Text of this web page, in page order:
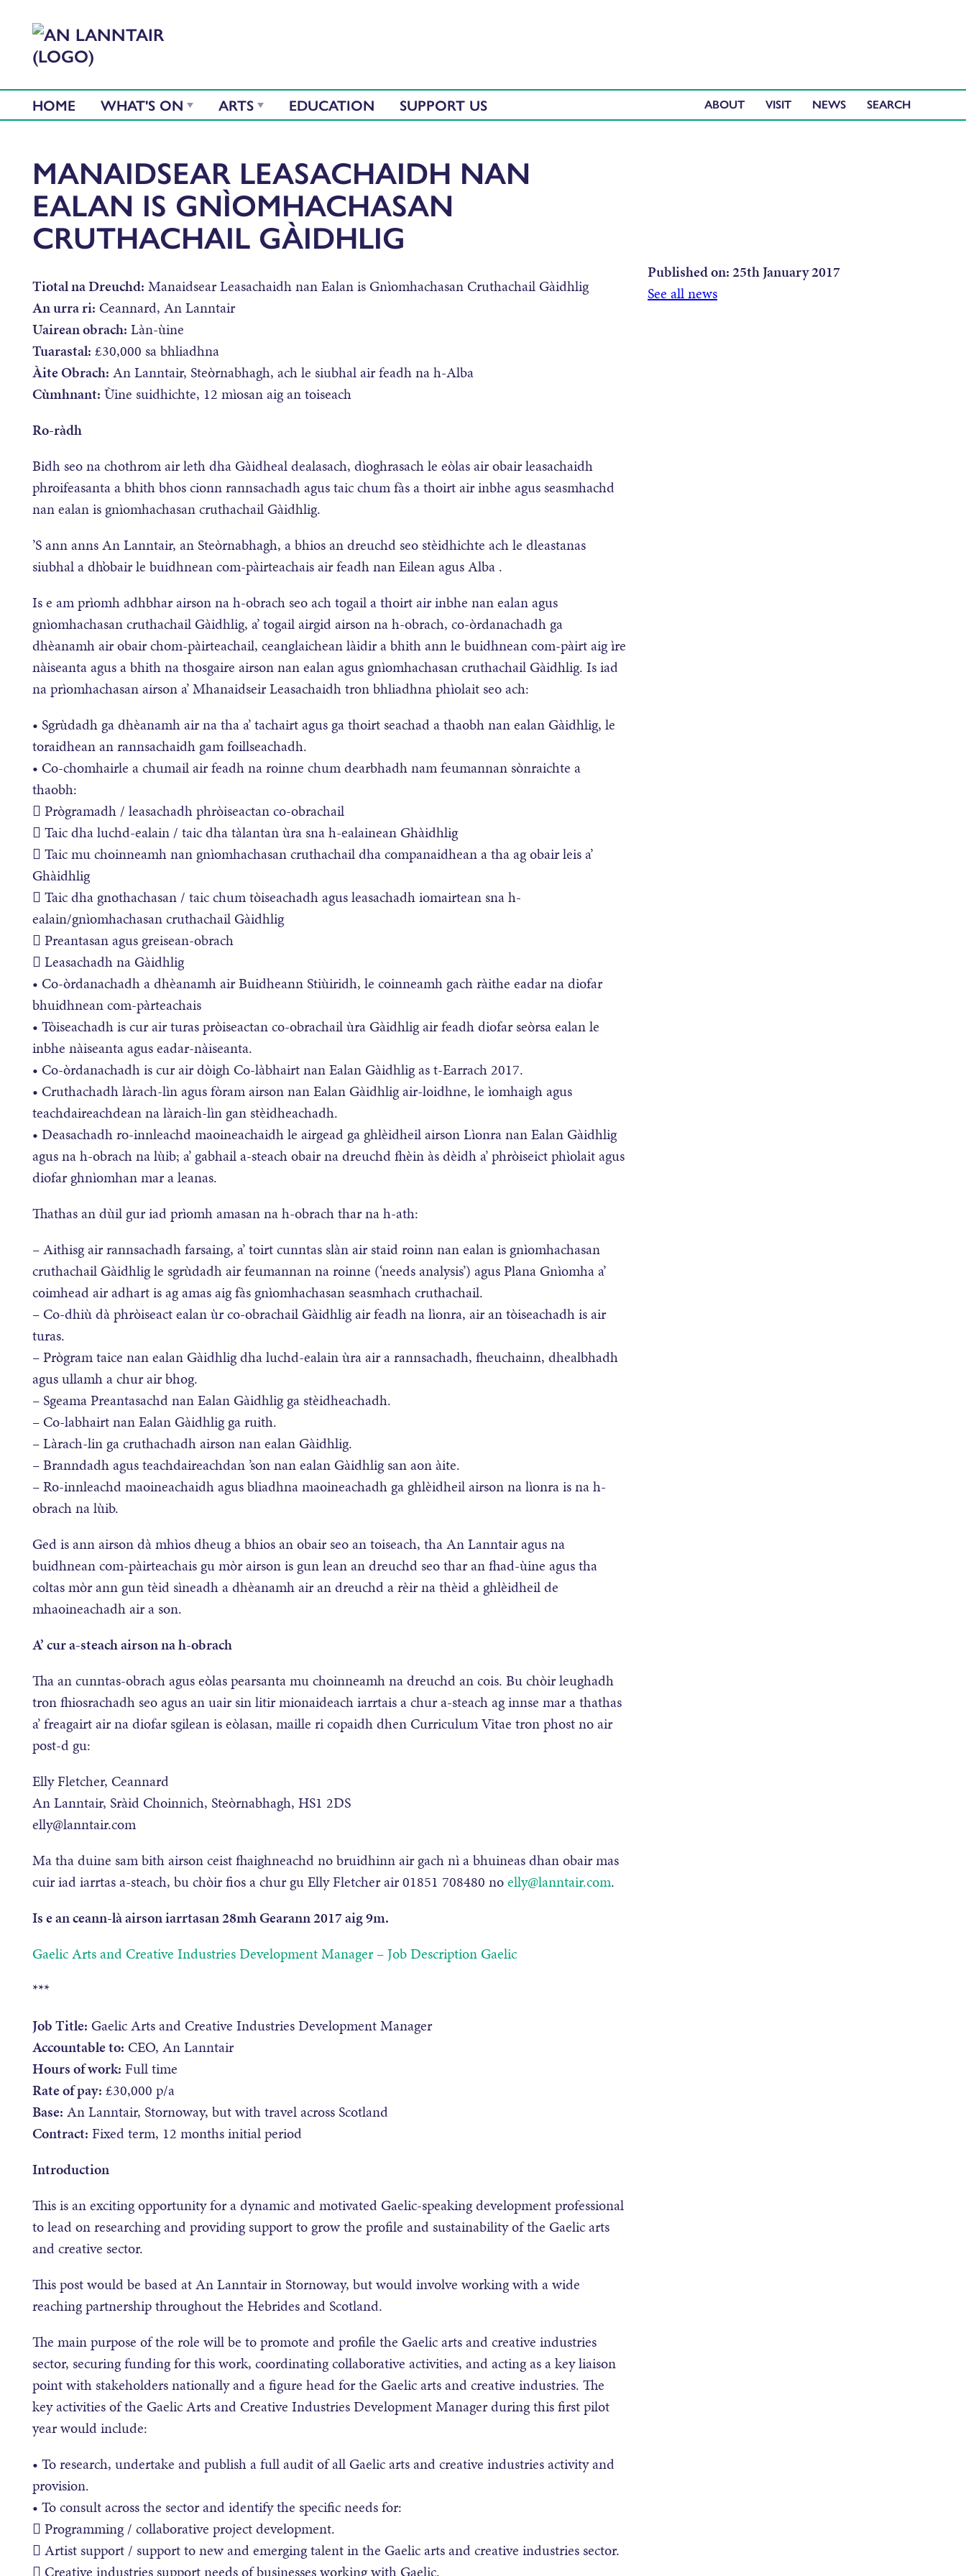
HOME WHAT'S ON ARTS EDUCATION SUPPORT US ABOUT VISIT NEWS
MANAIDSEAR LEASACHAIDH NAN
EALAN IS GNÌOMHACHASAN
CRUTHACHAIL GÀIDHLIG
Published on:25th January 2017
See all news
Tiotal na Dreuchd: Manaidsear Leasachaidh nan Ealan is Gnìomhachasan Cruthachail Gàidhlig
An urra ri: Ceannard, An Lanntair
Uairean obrach: Làn-ùine
Tuarastal: £30,000 sa bhliadhna
Àite Obrach: An Lanntair, Steòrnabhagh, ach le siubhal air feadh na h-Alba
Cùmhnant: Ùine suidhichte, 12 mìosan aig an toiseach
Ro-ràdh
Bidh seo na chothrom air leth dha Gàidheal dealasach, dìoghrasach le eòlas air obair leasachaidh
phroifeasanta a bhith bhos cionn rannsachadh agus taic chum fàs a thoirt air inbhe agus seasmhachd
nan ealan is gnìomhachasan cruthachail Gàidhlig.
’S ann anns An Lanntair, an Steòrnabhagh, a bhios an dreuchd seo stèidhichte ach le dleastanas
siubhal a dh’obair le buidhnean com-pàirteachais air feadh nan Eilean agus Alba .
Is e am prìomh adhbhar airson na h-obrach seo ach togail a thoirt air inbhe nan ealan agus
gnìomhachasan cruthachail Gàidhlig, a’ togail airgid airson na h-obrach, co-òrdanachadh ga
dhèanamh air obair chom-pàirteachail, ceanglaichean làidir a bhith ann le buidhnean com-pàirt aig ìre
nàiseanta agus a bhith na thosgaire airson nan ealan agus gnìomhachasan cruthachail Gàidhlig. Is iad
na prìomhachasan airson a’ Mhanaidseir Leasachaidh tron bhliadhna phìolait seo ach:
• Sgrùdadh ga dhèanamh air na tha a’ tachairt agus ga thoirt seachad a thaobh nan ealan Gàidhlig, le
toraidhean an rannsachaidh gam foillseachadh.
• Co-chomhairle a chumail air feadh na roinne chum dearbhadh nam feumannan sònraichte a
thaobh:
 Prògramadh / leasachadh phròiseactan co-obrachail
 Taic dha luchd-ealain / taic dha tàlantan ùra sna h-ealainean Ghàidhlig
 Taic mu choinneamh nan gnìomhachasan cruthachail dha companaidhean a tha ag obair leis a’
Ghàidhlig
 Taic dha gnothachasan / taic chum tòiseachadh agus leasachadh iomairtean sna h-
ealain/gnìomhachasan cruthachail Gàidhlig
 Preantasan agus greisean-obrach
 Leasachadh na Gàidhlig
• Co-òrdanachadh a dhèanamh air Buidheann Stiùiridh, le coinneamh gach ràithe eadar na diofar
bhuidhnean com-pàrteachais
• Tòiseachadh is cur air turas pròiseactan co-obrachail ùra Gàidhlig air feadh diofar seòrsa ealan le
inbhe nàiseanta agus eadar-nàiseanta.
• Co-òrdanachadh is cur air dòigh Co-làbhairt nan Ealan Gàidhlig as t-Earrach 2017.
• Cruthachadh làrach-lìn agus fòram airson nan Ealan Gàidhlig air-loidhne, le ìomhaigh agus
teachdaireachdean na làraich-lìn gan stèidheachadh.
• Deasachadh ro-innleachd maoineachaidh le airgead ga ghlèidheil airson Lìonra nan Ealan Gàidhlig
agus na h-obrach na lùib; a’ gabhail a-steach obair na dreuchd fhèin às dèidh a’ phròiseict phìolait agus
diofar ghnìomhan mar a leanas.
Thathas an dùil gur iad prìomh amasan na h-obrach thar na h-ath:
– Aithisg air rannsachadh farsaing, a’ toirt cunntas slàn air staid roinn nan ealan is gnìomhachasan
cruthachail Gàidhlig le sgrùdadh air feumannan na roinne (‘needs analysis’) agus Plana Gnìomha a’
coimhead air adhart is ag amas aig fàs gnìomhachasan seasmhach cruthachail.
– Co-dhiù dà phròiseact ealan ùr co-obrachail Gàidhlig air feadh na lìonra, air an tòiseachadh is air
turas.
– Prògram taice nan ealan Gàidhlig dha luchd-ealain ùra air a rannsachadh, fheuchainn, dhealbhadh
agus ullamh a chur air bhog.
– Sgeama Preantasachd nan Ealan Gàidhlig ga stèidheachadh.
– Co-labhairt nan Ealan Gàidhlig ga ruith.
– Làrach-lin ga cruthachadh airson nan ealan Gàidhlig.
– Branndadh agus teachdaireachdan ’son nan ealan Gàidhlig san aon àite.
– Ro-innleachd maoineachaidh agus bliadhna maoineachadh ga ghlèidheil airson na lìonra is na h-
obrach na lùib.
Ged is ann airson dà mhìos dheug a bhios an obair seo an toiseach, tha An Lanntair agus na
buidhnean com-pàirteachais gu mòr airson is gun lean an dreuchd seo thar an fhad-ùine agus tha
coltas mòr ann gun tèid sìneadh a dhèanamh air an dreuchd a rèir na thèid a ghlèidheil de
mhaoineachadh air a son.
A’ cur a-steach airson na h-obrach
Tha an cunntas-obrach agus eòlas pearsanta mu choinneamh na dreuchd an cois. Bu chòir leughadh
tron fhiosrachadh seo agus an uair sin litir mionaideach iarrtais a chur a-steach ag innse mar a thathas
a’ freagairt air na diofar sgilean is eòlasan, maille ri copaidh dhen Curriculum Vitae tron phost no air
post-d gu:
Elly Fletcher, Ceannard
An Lanntair, Sràid Choinnich, Steòrnabhagh, HS1 2DS
elly@lanntair.com
Ma tha duine sam bith airson ceist fhaighneachd no bruidhinn air gach nì a bhuineas dhan obair mas
cuir iad iarrtas a-steach, bu chòir fios a chur gu Elly Fletcher air 01851 708480 noelly@lanntair.com.
Is e an ceann-là airson iarrtasan 28mh Gearann 2017 aig 9m.
Gaelic Arts and Creative Industries Development Manager – Job Description Gaelic
***
Job Title: Gaelic Arts and Creative Industries Development Manager
Accountable to: CEO, An Lanntair
Hours of work: Full time
Rate of pay: £30,000 p/a
Base: An Lanntair, Stornoway, but with travel across Scotland
Contract: Fixed term, 12 months initial period
Introduction
This is an exciting opportunity for a dynamic and motivated Gaelic-speaking development professional
to lead on researching and providing support to grow the profile and sustainability of the Gaelic arts
and creative sector.
This post would be based at An Lanntair in Stornoway, but would involve working with a wide
reaching partnership throughout the Hebrides and Scotland.
The main purpose of the role will be to promote and profile the Gaelic arts and creative industries
sector, securing funding for this work, coordinating collaborative activities, and acting as a key liaison
point with stakeholders nationally and a figure head for the Gaelic arts and creative industries. The
key activities of the Gaelic Arts and Creative Industries Development Manager during this first pilot
year would include:
• To research, undertake and publish a full audit of all Gaelic arts and creative industries activity and
provision.
• To consult across the sector and identify the specific needs for:
 Programming / collaborative project development.
 Artist support / support to new and emerging talent in the Gaelic arts and creative industries sector.
 Creative industries support needs of businesses working with Gaelic.